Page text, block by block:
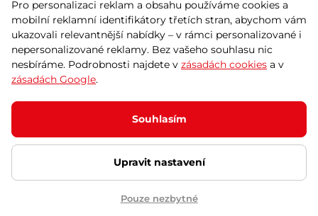
Dáreček
Akce
Výměna velikosti zdarma
Pánské kraťasy 2v1
inSPORTline Closefit Short -
černá AKCE
praktické kapsy, …
969 Kč 1 179 Kč
Pro personalizaci reklam a obsahu používáme cookies a
mobilní reklamní identifikátory třetích stran, abychom vám
ukazovali relevantnější nabídky – v rámci personalizované i
nepersonalizované reklamy. Bez vašeho souhlasu nic
nesbíráme. Podrobnosti najdete v zásadách cookies a v
zásadách Google.
Souhlasím
Upravit nastavení
Pouze nezbytné